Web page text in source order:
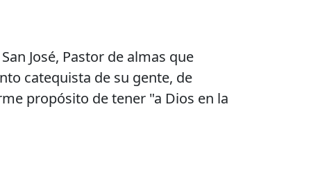
José, Pastor de almas que
catequista de su gente, de
propósito de tener "a Dios en la